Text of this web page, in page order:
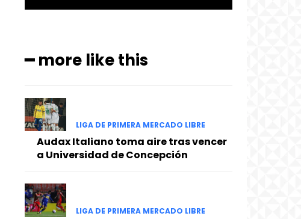
━ more like this
LIGA DE PRIMERA MERCADO LIBRE
Audax Italiano toma aire tras vencer
a Universidad de Concepción
LIGA DE PRIMERA MERCADO LIBRE